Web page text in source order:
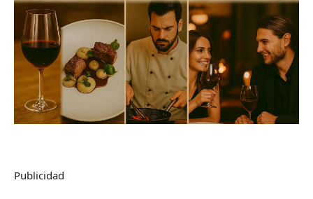
Publicidad